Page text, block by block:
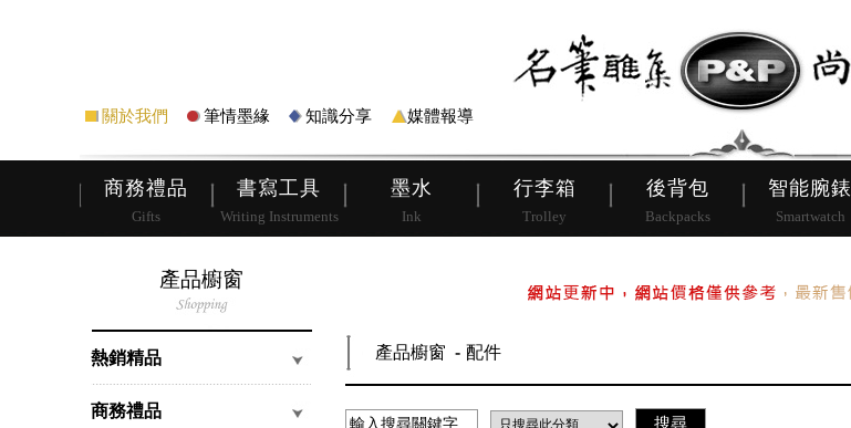
關於我們 筆情墨緣 知識分享 媒體報導
商務禮品
Gifts
書寫工具
Writing Instruments
墨水
Ink
行李箱
Trolley
後背包
Backpacks
智能腕錶
Smartwatch
皮帶 行李箱
產品櫥窗
熱銷精品
商務禮品
產品櫥窗 配件